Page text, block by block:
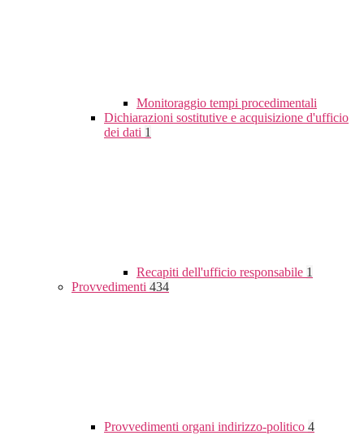
Monitoraggio tempi procedimentali
Dichiarazioni sostitutive e acquisizione d'ufficio
dei dati 1
Recapiti dell'ufficio responsabile 1
Provvedimenti 434
Provvedimenti organi indirizzo-politico 4